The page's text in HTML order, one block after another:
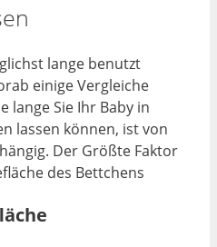
lange benutzt
einige Vergleiche
lange Sie Ihr Baby in
lassen können, ist von
Der Größte Faktor
des Bettchens